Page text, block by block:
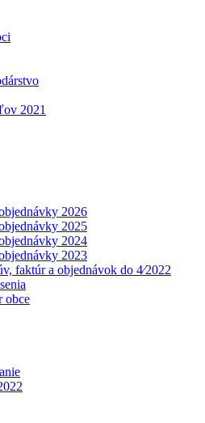
2021
2026
2025
2024
2023
faktúr a objednávok do 4⁄2022
obce